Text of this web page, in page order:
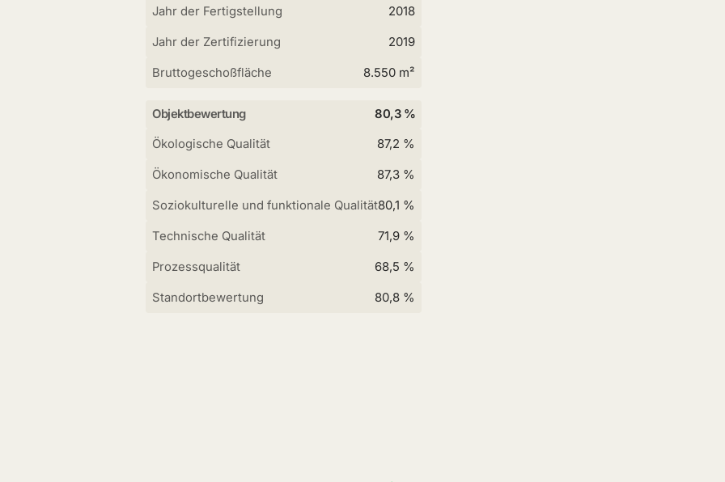
Jahr der Fertigstellung 2018
Jahr der Zertifizierung 2019
Bruttogeschoßfläche 8.550 m²
Objektbewertung 80,3 %
Ökologische Qualität 87,2 %
Ökonomische Qualität 87,3 %
Soziokulturelle und funktionale Qualität80,1 %
Technische Qualität 71,9 %
Prozessqualität 68,5 %
Standortbewertung 80,8 %